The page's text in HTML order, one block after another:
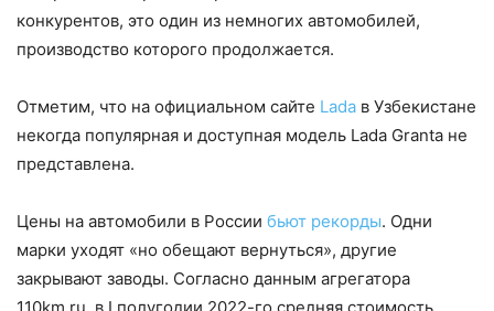
конкурентов, это один из немногих автомобилей,
производство которого продолжается.
Отметим, что на официальном сайте Lada в Узбекистане
некогда популярная и доступная модель Lada Granta не
представлена.
Цены на автомобили в России бьют рекорды. Одни
марки уходят «но обещают вернуться», другие
закрывают заводы. Согласно данным агрегатора